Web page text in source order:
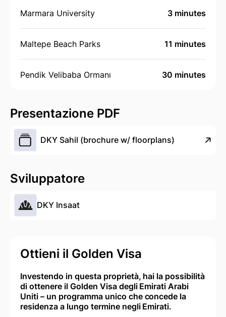
Marmara University 3 minutes
Maltepe Beach Parks 11 minutes
Pendik Velibaba Ormanı 30 minutes
Presentazione PDF
DKY Sahil (brochure w/ floorplans)
Sviluppatore
DKY Insaat
Ottieni il Golden Visa
Investendo in questa proprietà, hai la possibilità
di ottenere il Golden Visa degli Emirati Arabi
Uniti – un programma unico che concede la
residenza a lungo termine negli Emirati.